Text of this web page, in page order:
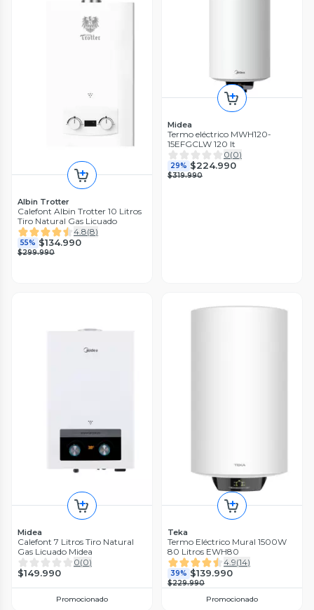
Albin Trotter
Calefont Albin Trotter 10 Litros
Tiro Natural Gas Licuado
4.8(8)
55% $134.990
$299.990
Midea
Termo eléctrico MWH120-
15EFGCLW 120 lt
0(0)
29% $224.990
$319.990
Midea
Calefont 7 Litros Tiro Natural
Gas Licuado Midea
0(0)
$149.990
Promocionado
Teka
Termo Eléctrico Mural 1500W
80 Litros EWH80
4.9(14)
39% $139.990
$229.990
Promocionado